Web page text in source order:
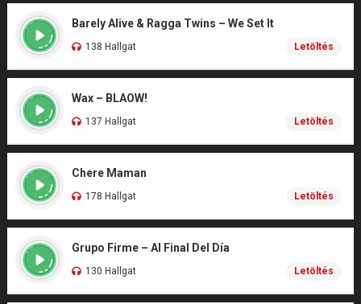
Barely Alive & Ragga Twins – We Set It
138 Hallgat Letöltés
Wax – BLAOW!
137 Hallgat Letöltés
Chere Maman
178 Hallgat Letöltés
Grupo Firme – Al Final Del Día
130 Hallgat Letöltés